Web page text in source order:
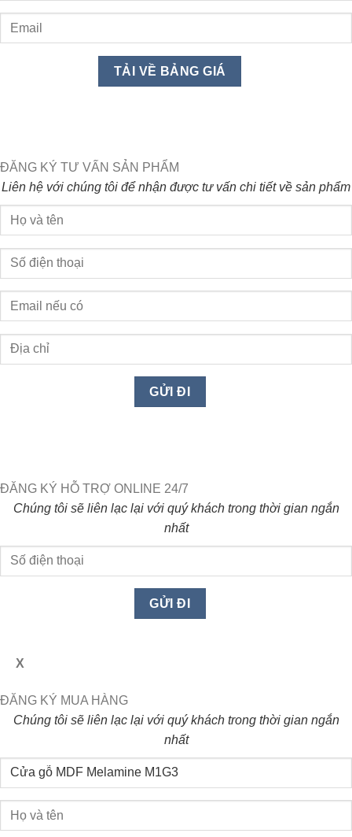
ĐĂNG KÝ TƯ VẤN SẢN PHẨM
Liên hệ với chúng tôi để nhận được tư vấn chi tiết về sản phẩm
ĐĂNG KÝ HỖ TRỢ ONLINE 24/7
Chúng tôi sẽ liên lạc lại với quý khách trong thời gian ngắn
nhất
X
ĐĂNG KÝ MUA HÀNG
Chúng tôi sẽ liên lạc lại với quý khách trong thời gian ngắn
nhất